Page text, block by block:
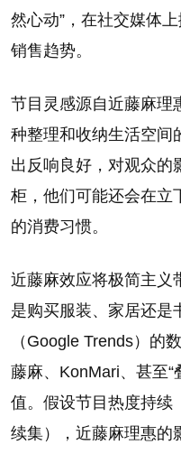
然心动”，在社交媒体
销售趋势。
节目灵感源自近藤麻理
种整理和收纳生活空间
出反响良好，对观众的
柜，他们可能还会在立
的消费习惯。
近藤麻效应将极简主义
是购买服装、家居还是
（Google Trends）的
藤麻、KonMari、甚至“
值。假设节目热度持续
续集），近藤麻理惠的